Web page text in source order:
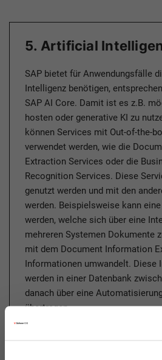
5. Artificial
SAP bietet für Anwendungsfälle
Intelligenz benötigen,
SAP AI Core. Damit ist es z.B.
hosten oder generative KI zu
können Services mit Out-of-the-
verwendet werden, wie die
Extraction Services oder die
Recognition Services. Diese
genutzt werden und mit den
werden. Beispielsweise kann
werden, welche sich über eine
mehreren Systemen Dokumente
mit dem Document Information
Informationen umwandelt. Diese
werden in einer Datenbank
danach über eine
übertragen.